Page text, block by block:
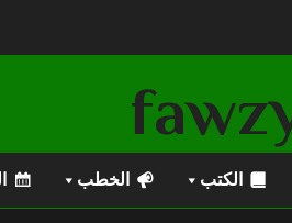
الكتب الخطب